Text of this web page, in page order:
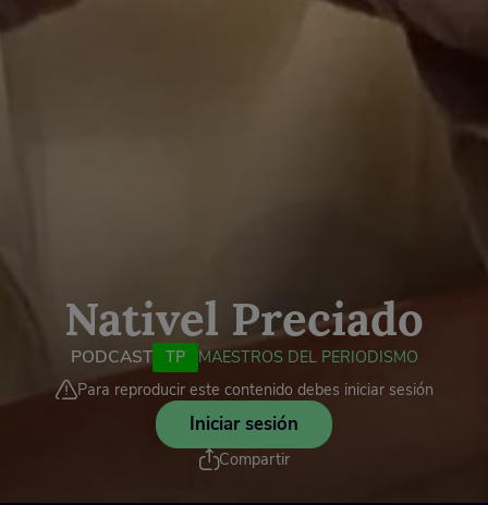
Nativel Preciado
PODCAST TP
MAESTROS DEL PERIODISMO
Para reproducir este contenido debes iniciar sesión
Iniciar sesión
Compartir